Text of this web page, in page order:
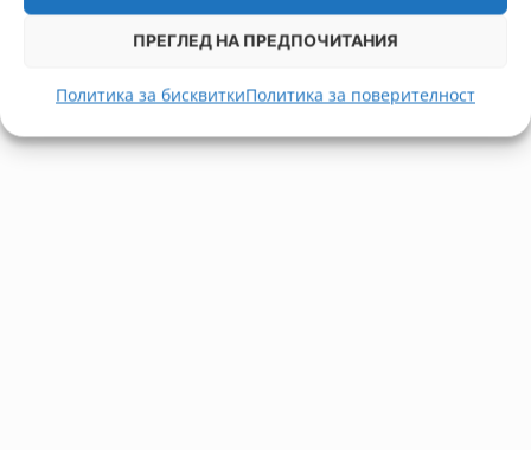
ПРЕГЛЕД НА ПРЕДПОЧИТАНИЯ
Политика за бисквиткиПолитика за поверителност